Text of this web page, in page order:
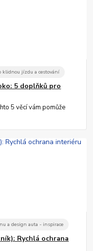
klidnou jízdu a cestování
5 doplňků pro
5 věcí vám pomůže
a design auta - inspirace
Rychlá ochrana